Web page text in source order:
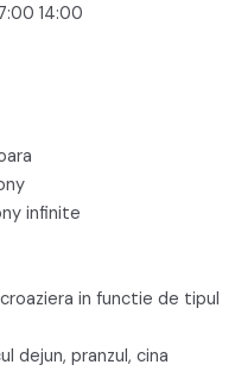
14:00
infinite
in functie de tipul
dejun, pranzul, cina